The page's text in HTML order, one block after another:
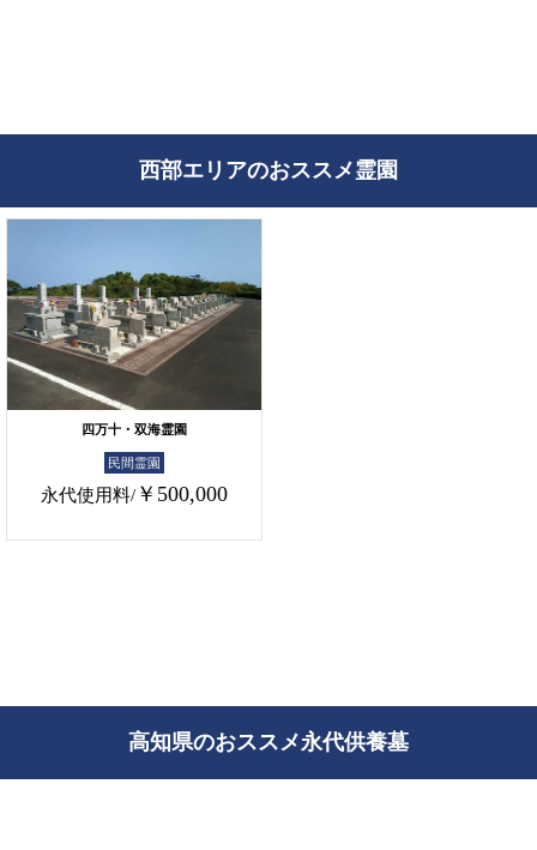
西部エリアのおススメ霊園
四万十・双海霊園
民間霊園
永代使用料/ ￥500,000
高知県のおススメ永代供養墓